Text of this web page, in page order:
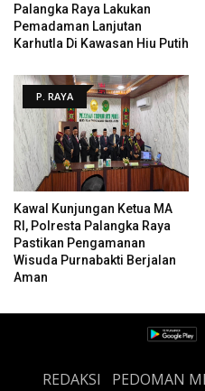
Palangka Raya Lakukan
Pemadaman Lanjutan
Karhutla Di Kawasan Hiu Putih
P. RAYA
Kawal Kunjungan Ketua MA
RI, Polresta Palangka Raya
Pastikan Pengamanan
Wisuda Purnabakti Berjalan
Aman
REDAKSI PEDOMAN